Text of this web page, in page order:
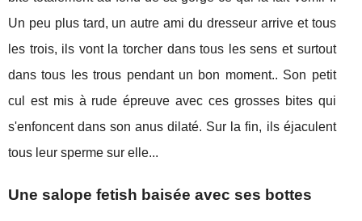
Un peu plus tard, un autre ami du dresseur arrive et tous
les trois, ils vont la torcher dans tous les sens et surtout
dans tous les trous pendant un bon moment.. Son petit
cul est mis à rude épreuve avec ces grosses bites qui
s'enfoncent dans son anus dilaté. Sur la fin, ils éjaculent
tous leur sperme sur elle...
Une salope fetish baisée avec ses bottes